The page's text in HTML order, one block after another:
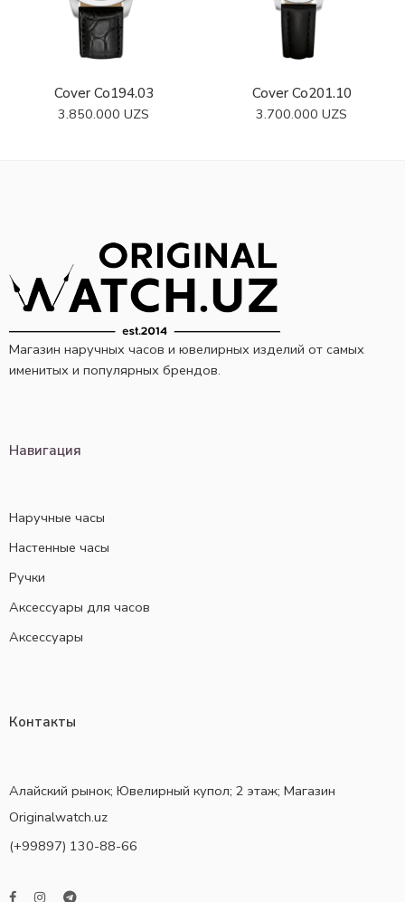
Cover Co194.03
3.850.000 UZS
Cover Co201.10
3.700.000 UZS
Магазин наручных часов и ювелирных изделий от самых
именитых и популярных брендов.
Навигация
Наручные часы
Настенные часы
Ручки
Аксессуары для часов
Аксессуары
Контакты
Алайский рынок; Ювелирный купол; 2 этаж; Магазин
Originalwatch.uz
(+99897) 130-88-66